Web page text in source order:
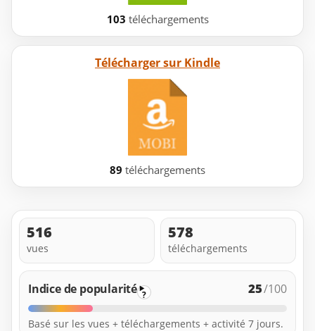
103 téléchargements
Télécharger sur Kindle
89 téléchargements
516
vues
578
téléchargements
Indice de popularité ? 25/100
Basé sur les vues + téléchargements + activité 7 jours.